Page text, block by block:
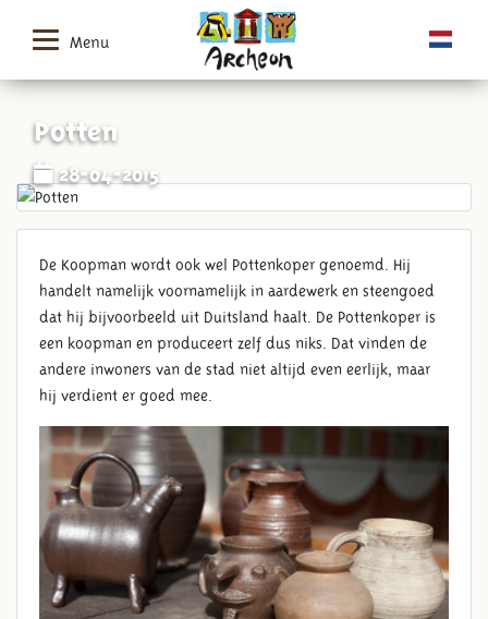
Menu
Potten
28-04-2015
De Koopman wordt ook wel Pottenkoper genoemd. Hij
handelt namelijk voornamelijk in aardewerk en steengoed
dat hij bijvoorbeeld uit Duitsland haalt. De Pottenkoper is
een koopman en produceert zelf dus niks. Dat vinden de
andere inwoners van de stad niet altijd even eerlijk, maar
hij verdient er goed mee.